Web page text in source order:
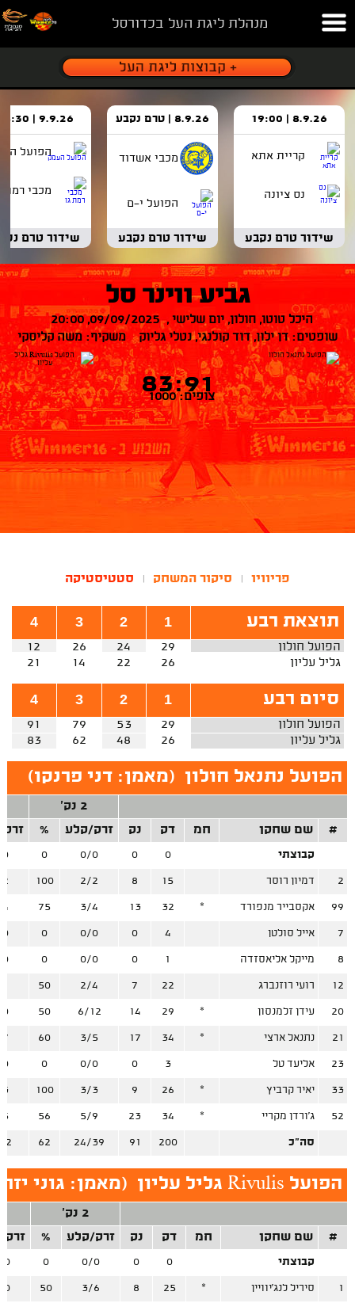
מנהלת ליגת העל בכדורסל
8.9.26 | 19:00
קריית אתא
נס ציונה
שידור טרם נקבע
8.9.26 | טרם נקבע
מכבי אשדוד
הפועל י-ם
שידור טרם נקבע
9.9.26 | 18:30
הפועל
מכבי רמת
שידור טרם
גביע ווינר סל
היכל טוטו, חולון, יום שלישי , 09/09/2025, 20:00
שופטים: דן ילון, דוד קולנגי, נטלי גליוק משקיף: משה קליסקי
83:91
צופים: 1000
פריוויו סיקור המשחק סטטיסטיקה
תוצאת רבע 1
2
3
4
הפועל חולון 29
24
26
12
גליל עליון
26
22
14
21
סיום רבע 1
2
3
4
הפועל חולון 29
53
79
91
גליל עליון
26
48
62
83
הפועל נתנאל חולון (מאמן: דני פרנקו)
2 נק'
#
שם שחקן חמ דק נק זרק/קלע %
קבוצתי 0
0
0/0
0
2 דמיון רוסר 15
8
2/2
100
99 אקסבייר מנפורד *
32
13
3/4
75
7 אייל סולטן 4
0
0/0
0
8 מייקל אליאסזדה 1
0
0/0
0
12 רועי רוזנברג 22
7
2/4
50
20 עידן זלמנסון *
29
14
6/12
50
21 נתנאל ארצי *
34
17
3/5
60
23 אליעד טל 3
0
0/0
0
33 יאיר קרביץ *
26
9
3/3
100
52 ג'ורדן מקריי *
34
23
5/9
56
סה"כ 200
91
24/39
62
הפועל Rivulis גליל עליון (מאמן: גוני
2 נק'
#
שם שחקן חמ דק נק זרק/קלע %
קבוצתי 0
0
0/0
0
0
1 סיריל לנג'יוויין *
25
8
3/6
50
0